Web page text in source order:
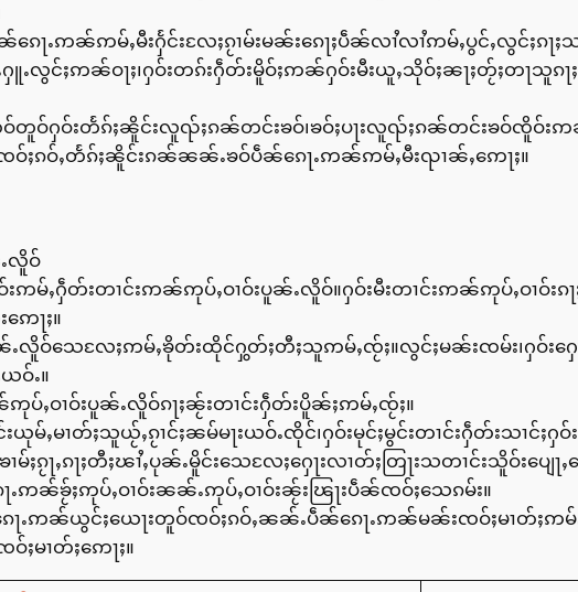
ေႃႉဢၼ်ဢမ်ႇမီးႁႅင်းလႄႈၵႂၢမ်းမၼ်းၵေႃႈပဵၼ်လၢႆလၢႆဢမ်ႇပွင်ႇလွင်ႈၵႃႈ
ႉလွင်ႈဢၼ်ဝႃႈ၊ႁဝ်းတၵ်းႁဵတ်းမိူဝ်ႈဢၼ်ႁဝ်းမီးယူႇသိုဝ်ႈၼႃႈတႂ်ႈတႃသူၵ
ဝ်တူဝ်ႁဝ်းတႅၵ်ႈၼိူင်းလူၺ်ႈၵၼ်တင်းၶဝ်၊ၶဝ်ႈပႃးလူၺ်ႈၵၼ်တင်းၶဝ်ၸိူဝ်း
ၵဝ်ႇတႅၵ်ႈၼိူင်းၵၼ်ၼၼ်ႉၶဝ်ပဵၼ်ၵေႃႉဢၼ်ဢမ်ႇမီးၺၢၼ်ႇဢေႃႈ။
လိူဝ်
မ်ႇႁဵတ်းတၢင်းဢၼ်ဢုပ်ႇဝၢဝ်းပူၼ်ႉလိူဝ်။ႁဝ်းမီးတၢင်းဢၼ်ဢုပ်ႇဝၢဝ်
ေႃႈ။
ၼ်ႉလိူဝ်သေလႄႈဢမ်ႇၶိုတ်းထိုင်ႁွတ်ႈတီႈသူဢမ်ႇၸႂ်ႈ။လွင်ႈမၼ်းၸမ်း၊ႁဝ်းႁေ
ဝ်ႉ။
ဢုပ်ႇဝၢဝ်းပူၼ်ႉလိူဝ်ၵႃႈၼႂ်းတၢင်းႁဵတ်းပိူၼ်ႈဢမ်ႇၸႂ်ႈ။
င်းယုမ်ႇမၢတ်ႈသူယႂ်ႇၵႂၢင်ႈၼမ်မႃးယဝ်ႉၸိုင်၊ႁဝ်းမုင်ႈမွင်းတၢင်းႁဵတ်းသၢင်
ၵႂႃႇၵႃႈတီႈၽၢႆႇပုၼ်ႉမိူင်းသေလႄႈႁေႃးလၢတ်ႈတြႃးသတၢင်းသိူဝ်းပျေႃႇ
ႃႉဢၼ်ၶႂ်ႈဢုပ်ႇဝၢဝ်းၼၼ်ႉဢုပ်ႇဝၢဝ်းၼႂ်းၽြႃးပဵၼ်ၸဝ်ႈသေၵမ်း။
ႃႉဢၼ်ယွင်ႈယေႃးတူဝ်ၸဝ်ႈၵဝ်ႇၼၼ်ႉပဵၼ်ၵေႃႉဢၼ်မၼ်းၸဝ်ႈမၢတ်ႈဢမ်
ႈမၢတ်ႈဢေႃႈ။